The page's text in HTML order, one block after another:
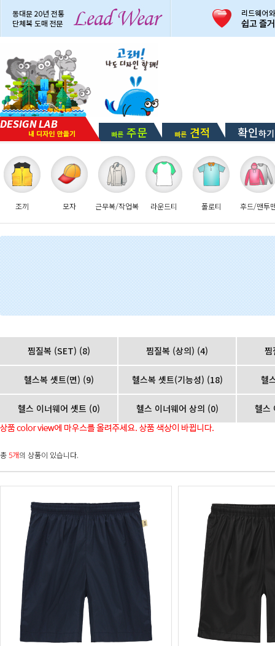
빠른 주문 빠른 견적 확인하기
조끼 모자 근무복/작업복 라운드티 폴로티 후드/맨투
찜질복 (SET) (8) 찜질복 (상의) (4)
헬스복 셋트(면) (9) 헬스복 셋트(기능성) (18) 헬
헬스 이너웨어 셋트 (0) 헬스 이너웨어 상의 (0) 헬스
총5개의 상품이 있습니다.